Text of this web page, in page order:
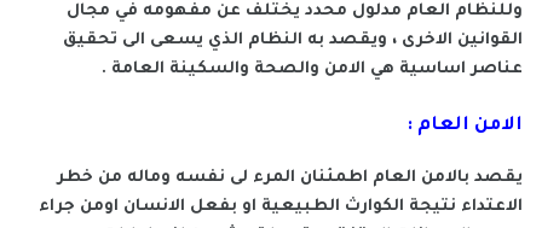
وللنظام العام مدلول محدد يختلف عن مفهومه في مجال
القوانين الاخرى ، ويقصد به النظام الذي يسعى الى تحقيق
عناصر اساسية هي الامن والصحة والسكينة العامة .
الامن العام :
يقصد بالامن العام اطمئنان المرء لى نفسه وماله من خطر
الاعتداء نتيجة الكوارث الطبيعية او بفعل الانسان اومن جراء